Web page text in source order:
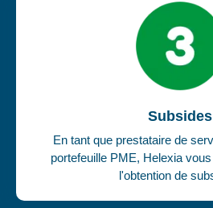
Subsides
En tant que prestataire de
portefeuille PME, Helexia
l'obtention de